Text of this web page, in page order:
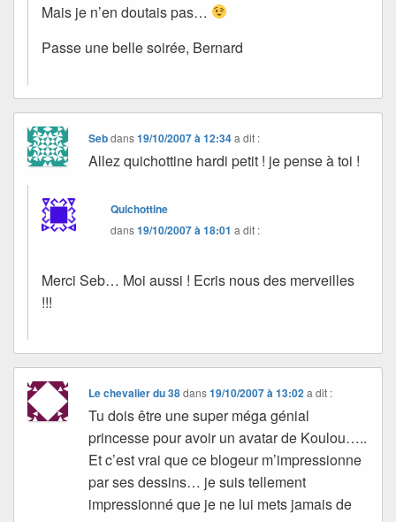
Mais je n’en doutais pas…
Passe une belle soirée, Bernard
Sebdans19/10/2007 à 12:34 a dit :
Allez quichottine hardi petit ! je pense à toi !
Quichottine
dans19/10/2007 à 18:01 a dit :
Merci Seb… Moi aussi ! Ecris nous des merveilles
!!!
Le chevalier du 38dans19/10/2007 à 13:02 a dit :
Tu dois être une super méga génial
princesse pour avoir un avatar de Koulou…..
Et c’est vrai que ce blogeur m’impressionne
par ses dessins… je suis tellement
impressionné que je ne lui mets jamais de